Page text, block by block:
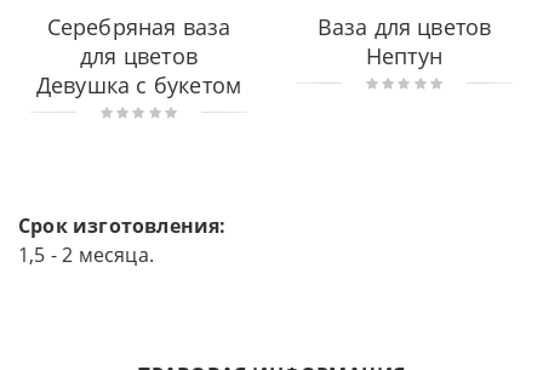
Серебряная ваза
для цветов
Девушка с букетом
Ваза для цветов
Нептун
Срок изготовления:
1,5 - 2 месяца.